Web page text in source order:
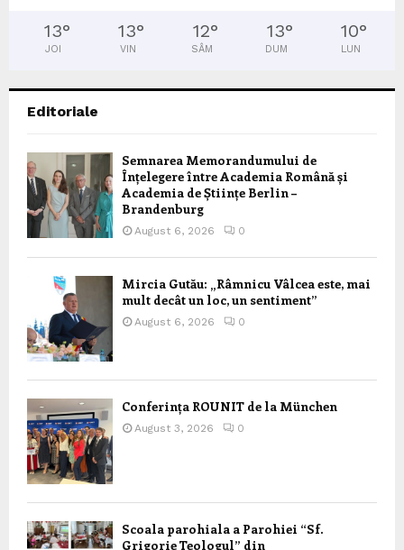
13°
JOI
13°
VIN
12°
SÂM
13°
DUM
10°
LUN
Editoriale
Semnarea Memorandumului de
Înțelegere între Academia Română și
Academia de Științe Berlin –
Brandenburg
August 6, 2026 0
Mircia Gutău: „Râmnicu Vâlcea este, mai
mult decât un loc, un sentiment”
August 6, 2026 0
Conferința ROUNIT de la München
August 3, 2026 0
Scoala parohiala a Parohiei “Sf.
Grigorie Teologul” din